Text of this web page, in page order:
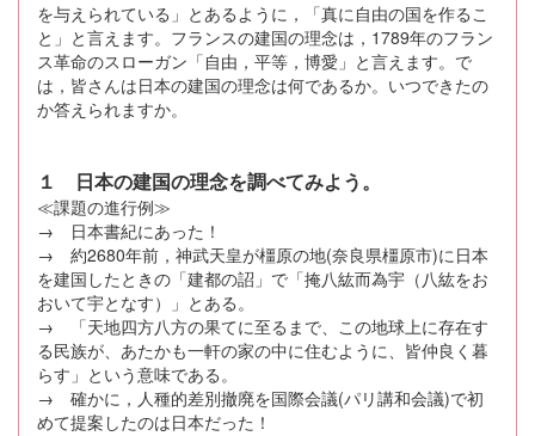
を与えられている」とあるように，「真に自由の国を作るこ
と」と言えます。フランスの建国の理念は，1789年のフラン
ス革命のスローガン「自由，平等，博愛」と言えます。で
は，皆さんは日本の建国の理念は何であるか。いつできたの
か答えられますか。
１ 日本の建国の理念を調べてみよう。
≪課題の進行例≫
→ 日本書紀にあった！
→ 約2680年前，神武天皇が橿原の地(奈良県橿原市)に日本
を建国したときの「建都の詔」で「掩八紘而為宇（八紘をお
おいて宇となす）」とある。
→ 「天地四方八方の果てに至るまで、この地球上に存在す
る民族が、あたかも一軒の家の中に住むように、皆仲良く暮
らす」という意味である。
→ 確かに，人種的差別撤廃を国際会議(パリ講和会議)で初
めて提案したのは日本だった！